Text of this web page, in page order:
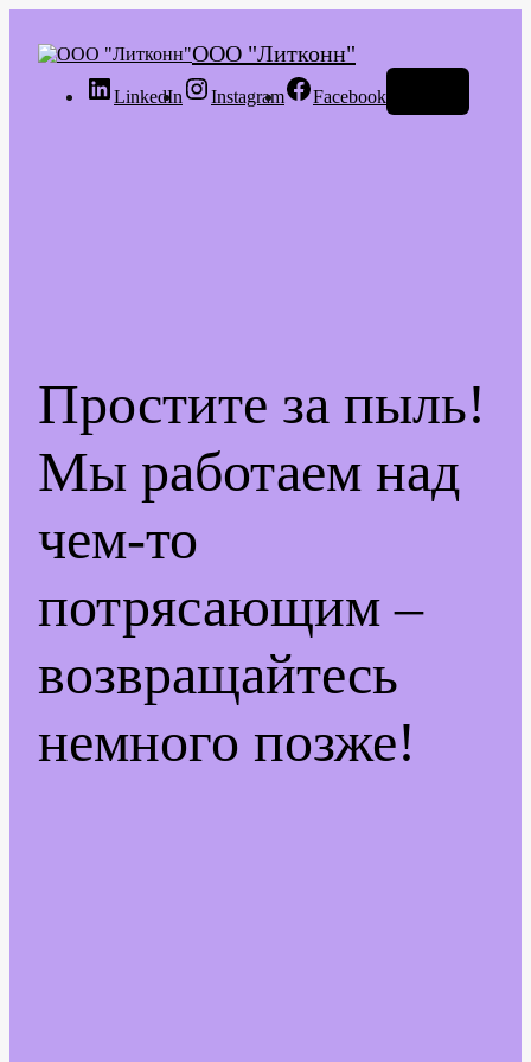
ООО "Литконн"
LinkedIn Instagram Facebook
Простите за пыль!
Мы работаем над
чем-то
потрясающим –
возвращайтесь
немного позже!